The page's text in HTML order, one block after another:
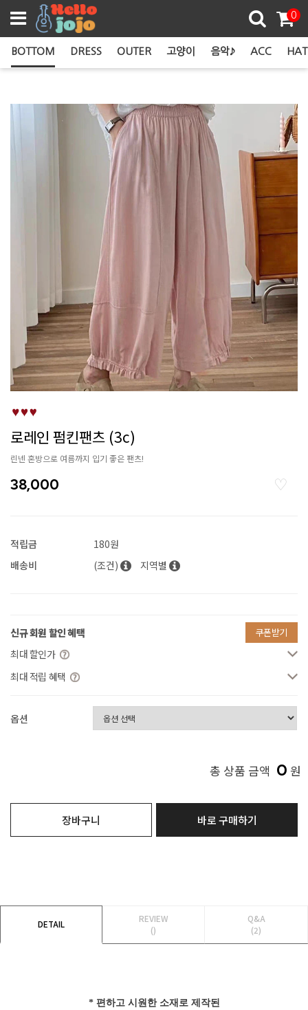
0
BOTTOM DRESS OUTER 고양이 음악♪ ACC
로레인 펌킨팬츠 (3c)
린넨 혼방으로 여름까지 입기 좋은 팬츠!
38,000
적립금
180원
배송비
(조건) 지역별
신규 회원 할인 혜택 쿠폰받기
최대 할인가
최대 적립 혜택
옵션
총 상품 금액 0 원
장바구니 바로 구매하기
DETAIL
REVIEW
()
Q&A
(2)
* 편하고 시원한 소재로 제작된